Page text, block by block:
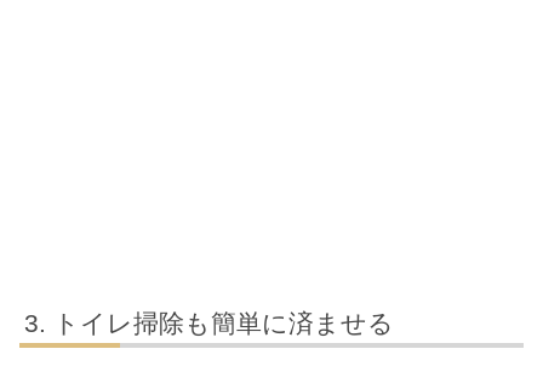
トイレ掃除も簡単に済ませる